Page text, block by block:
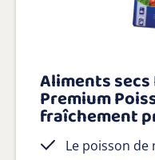
Aliments secs
Premium
fraîchement
Le poisson